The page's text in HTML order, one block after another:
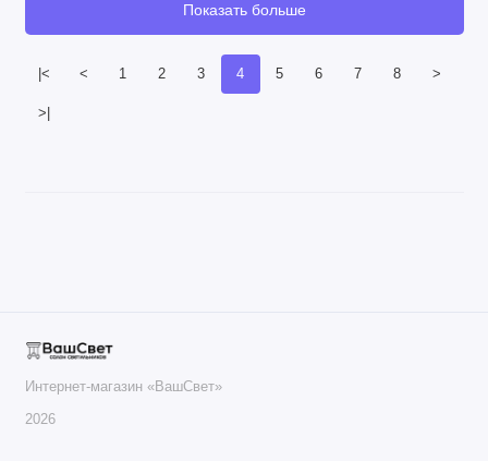
|< < 1 2 3 4 5 6 7 8 >
>|
Показать больше
Интернет-магазин «ВашСвет»
2026